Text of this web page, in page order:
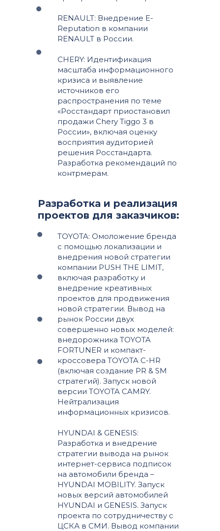
RENAULT: Внедрение E-
Reputation в компании
RENAULT в России.
CHERY: Идентификация
масштаба информационного
кризиса и выявление
источников его
распространения по теме
«Росстандарт приостановил
продажи Chery Tiggo 3 в
России», включая оценку
восприятия аудиторией
решения Росстандарта.
Разработка рекомендаций по
контрмерам.
Разработка и реализация
проектов для заказчиков:
TOYOTA: Омоложение бренда
с помощью локализации и
внедрения новой стратегии
компании PUSH THE LIMIT,
включая разработку и
внедрение креативных
проектов для продвижения
новой стратегии. Вывод на
рынок России двух
совершенно новых моделей:
внедорожника TOYOTA
FORTUNER и компакт-
кроссовера TOYOTA C-HR
(включая создание PR & SM
стратегий). Запуск новой
версии TOYOTA CAMRY.
Нейтрализация
информационных кризисов.
HYUNDAI & GENESIS:
Разработка и внедрение
стратегии вывода на рынок
интернет-сервиса подписок
на автомобили бренда –
HYUNDAI MOBILITY. Запуск
новых версий автомобилей
HYUNDAI и GENESIS. Запуск
проекта по сотрудничеству с
ЦСКА в СМИ. Вывод компании